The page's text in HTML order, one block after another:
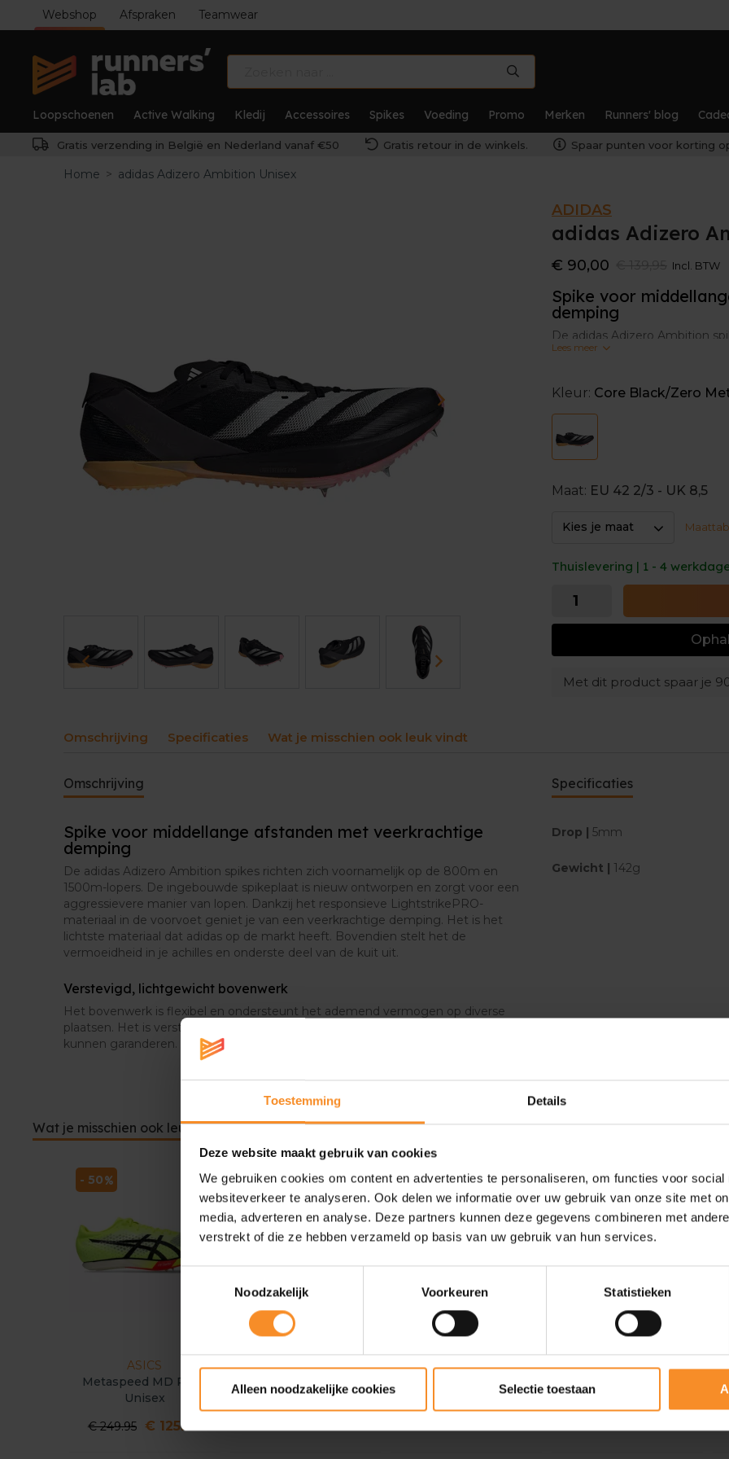
Toestemming Details
Deze website maakt gebruik van cookies
We gebruiken cookies om content en advertenties te personaliseren, om functies voor social
websiteverkeer te analyseren. Ook delen we informatie over uw gebruik van onze site met
media, adverteren en analyse. Deze partners kunnen deze gegevens combineren met
verstrekt of die ze hebben verzameld op basis van uw gebruik van hun services.
Noodzakelijk
Voorkeuren Statistieken
Alleen noodzakelijke cookies Selectie toestaan
Webshop Afspraken Teamwear
Loopschoenen Active Walking Kledij Accessoires Spikes Voeding Promo Merken Runners' blog
Gratis verzending in België en Nederland vanaf €50 Gratis retour in de winkels. Spaar punten voor korting
Home > adidas Adizero Ambition Unisex
ADIDAS
adidas Adizero
€ 90,00 Incl. BTW
Spike voor
demping
De adidas Adizero Ambition
1500m-lopers. De
in de voorvoet geniet je van
materiaal dat adidas op de
achilles en onderste deel van
plaatsen. Het is verstevigd op
Lees meer
Kleur: Core Black/Zero
Maat: EU 42 2/3 - UK 8,5
Kies je maat
Thuislevering | 1 - 4
Met dit product spaar je
Omschrijving Specificaties Wat je misschien ook leuk vindt
Omschrijving
Spike voor middellange afstanden met veerkrachtige
demping
De adidas Adizero Ambition spikes richten zich voornamelijk op de 800m en
1500m-lopers. De ingebouwde spikeplaat is nieuw ontworpen en zorgt voor een
aggressievere manier van lopen. Dankzij het responsieve LightstrikePRO-
materiaal in de voorvoet geniet je van een veerkrachtige demping. Het is het
lichtste materiaal dat adidas op de markt heeft. Bovendien stelt het de
vermoeidheid in je achilles en onderste deel van de kuit uit.
Verstevigd, lichtgewicht bovenwerk
Het bovenwerk is flexibel en ondersteunt het ademend vermogen op diverse
plaatsen. Het is verstevigd op specifieke locaties om een verbeterde pasvorm te
kunnen garanderen.
Specificaties
Drop | 5mm
Gewicht | 142g
Wat je misschien ook leuk vindt
ASICS
Metaspeed MD Paris
Unisex
€ 249.95 € 125.00
- 50
ADIDAS
adidas Adizero Ambition
Unisex
€ 139.95
NIKE
Air Zoom Victory EK
Umoja Collection Unisex
€ 259.95 € 150.00
- 42
PUMA
EvoSpeed Distance
Nitro+ 4 Unisex
€ 199.95 € 100.00
- 50